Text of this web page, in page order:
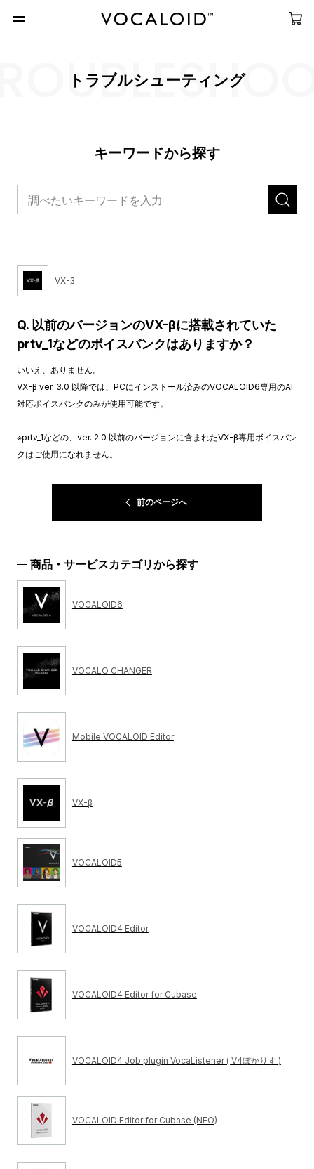
トラブルシューティング
キーワードから探す
VX-β
Q. 以前のバージョンのVX-βに搭載されていた
prtv_1などのボイスバンクはありますか？
いいえ、ありません。
VX-β ver. 3.0 以降では、PCにインストール済みのVOCALOID6専用のAI
対応ボイスバンクのみが使用可能です。
※prtv_1などの、ver. 2.0 以前のバージョンに含まれたVX-β専用ボイスバン
クはご使用になれません。
前のページへ
商品・サービスカテゴリから探す
VOCALOID6
VOCALO CHANGER
Mobile VOCALOID Editor
VX-β
VOCALOID5
VOCALOID4 Editor
VOCALOID4 Editor for Cubase
VOCALOID4 Job plugin VocaListener ( V4ぼかりす )
VOCALOID Editor for Cubase (NEO)